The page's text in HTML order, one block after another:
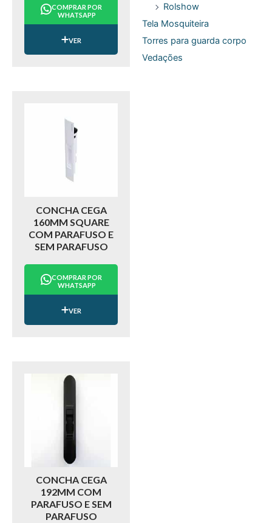
Rolshow
Tela Mosquiteira
Torres para guarda corpo
Vedações
COMPRAR POR
WHATSAPP
VER
CONCHA CEGA
160MM SQUARE
COM PARAFUSO E
SEM PARAFUSO
COMPRAR POR
WHATSAPP
VER
CONCHA CEGA
192MM COM
PARAFUSO E SEM
PARAFUSO